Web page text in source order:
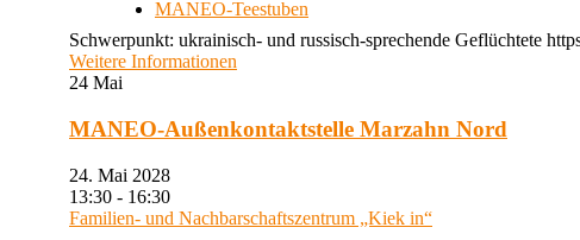
MANEO-Teestuben
Schwerpunkt: ukrainisch- und russisch-sprechende Geflüchtete
Weitere Informationen
24 Mai
MANEO-Außenkontaktstelle Marzahn Nord
24. Mai 2028
13:30 - 16:30
Familien- und Nachbarschaftszentrum „Kiek in“